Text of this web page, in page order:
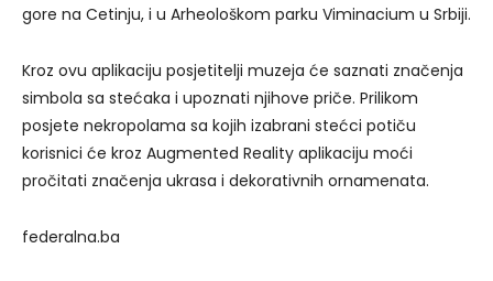
gore na Cetinju, i u Arheološkom parku Viminacium u Srbiji.
Kroz ovu aplikaciju posjetitelji muzeja će saznati značenja
simbola sa stećaka i upoznati njihove priče. Prilikom
posjete nekropolama sa kojih izabrani stećci potiču
korisnici će kroz Augmented Reality aplikaciju moći
pročitati značenja ukrasa i dekorativnih ornamenata.
federalna.ba